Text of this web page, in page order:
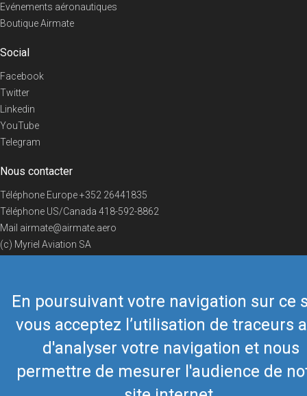
En poursuivant votre navigation sur ce
vous acceptez l’utilisation de traceurs
d'analyser votre navigation et nous
permettre de mesurer l'audience de
Evénements aéronautiques
Boutique Airmate
Social
Facebook
Twitter
Linkedin
YouTube
Telegram
Nous contacter
Téléphone Europe+352 26441835
Téléphone US/Canada 418-592-8862
Mail airmate@airmate.aero
(c) Myriel Aviation SA
© 2019 Airmate -Conditions d'utilisation- Vie privée Back to top